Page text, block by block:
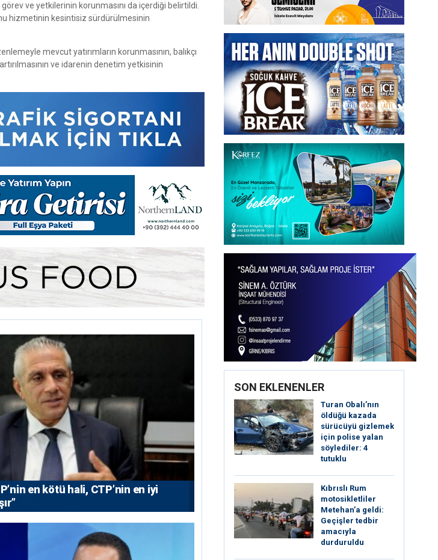
ve yetkilerinin korunmasını da içerdiği belirtildi.
hizmetinin kesintisiz sürdürülmesinin
mevcut yatırımların korunmasının, balıkçı
ve idarenin denetim yetkisinin
en kötü hali, CTP’nin en iyi
SON EKLENENLER
Turan Obalı’nın
öldüğü kazada
sürücüyü gizlemek
için polise yalan
söylediler: 4
tutuklu
Kıbrıslı Rum
motosikletliler
Metehan’a geldi:
Geçişler tedbir
amacıyla
durduruldu